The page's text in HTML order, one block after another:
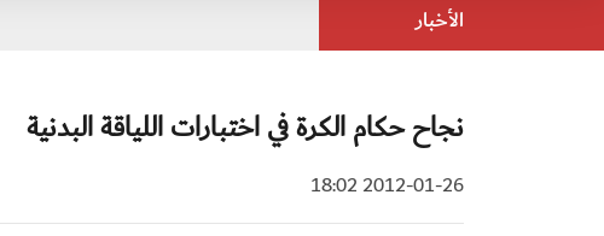
الأخبار
نجاح حكام الكرة في اختبارات اللياقة البدنية
2012-01-26 18:02